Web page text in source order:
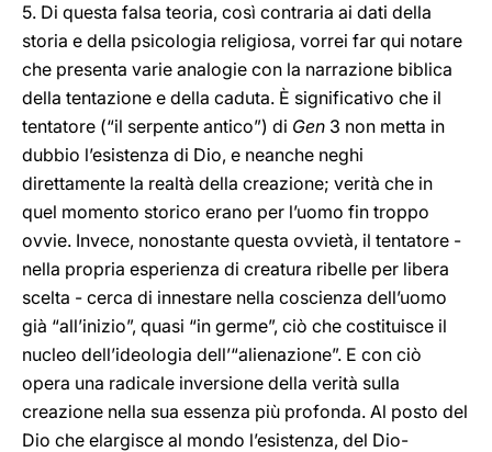
5. Di questa falsa teoria, così contraria ai dati della
storia e della psicologia religiosa, vorrei far qui notare
che presenta varie analogie con la narrazione biblica
della tentazione e della caduta. È significativo che il
tentatore (“il serpente antico”) di Gen 3 non metta in
dubbio l’esistenza di Dio, e neanche neghi
direttamente la realtà della creazione; verità che in
quel momento storico erano per l’uomo fin troppo
ovvie. Invece, nonostante questa ovvietà, il tentatore -
nella propria esperienza di creatura ribelle per libera
scelta - cerca di innestare nella coscienza dell’uomo
già “all’inizio”, quasi “in germe”, ciò che costituisce il
nucleo dell’ideologia dell’“alienazione”. E con ciò
opera una radicale inversione della verità sulla
creazione nella sua essenza più profonda. Al posto del
Dio che elargisce al mondo l’esistenza, del Dio-